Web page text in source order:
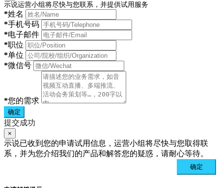
示说运营小组将尽快与您联系，并提供试用服务
*姓名
*手机号码
*电子邮件
*职位
*单位
*微信号
*您的需求
确定
提交成功
×
示说已收到您的申请试用信息，运营小组将尽快与您取得联
系，并为您介绍我们的产品和解答您的疑惑，请耐心等待。
确定